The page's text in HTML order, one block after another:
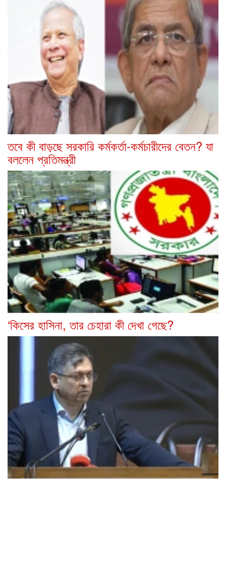
তবে কী বাড়ছে সরকারি কর্মকর্তা-কর্মচারীদের বেতন? যা
বললেন প্রতিমন্ত্রী
‘কিসের হাসিনা, তার চেহারা কী দেখা গেছে?